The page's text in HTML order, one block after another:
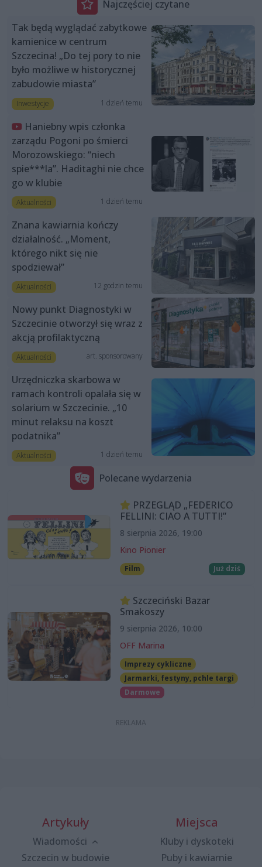
Najczęściej czytane
Tak będą wyglądać zabytkowe
kamienice w centrum
Szczecina! „Do tej pory to nie
było możliwe w historycznej
zabudowie miasta”
Inwestycje 1 dzień temu
Haniebny wpis członka
zarządu Pogoni po śmierci
Morozowskiego: “niech
spie***la”. Haditaghi nie chce
go w klubie
Aktualności 1 dzień temu
Znana kawiarnia kończy
działalność. „Moment,
którego nikt się nie
spodziewał”
Aktualności 12 godzin temu
Nowy punkt Diagnostyki w
Szczecinie otworzył się wraz z
akcją profilaktyczną
Aktualności art. sponsorowany
Urzędniczka skarbowa w
ramach kontroli opalała się w
solarium w Szczecinie. „10
minut relaksu na koszt
podatnika”
Aktualności 1 dzień temu
Polecane wydarzenia
PRZEGLĄD „FEDERICO
FELLINI: CIAO A TUTTI!”
8 sierpnia 2026, 19:00
Kino Pionier
Film Już dziś
Szczeciński Bazar
Smakoszy
9 sierpnia 2026, 10:00
OFF Marina
Imprezy cykliczne
Jarmarki, festyny, pchle targi
Darmowe
Artykuły
Wiadomości
Szczecin w budowie
Miejsca
Kluby i dyskoteki
Puby i kawiarnie